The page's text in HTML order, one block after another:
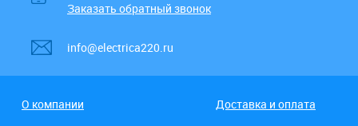
Заказать обратный звонок
info@electrica220.ru
О компании
Доставка и оплата